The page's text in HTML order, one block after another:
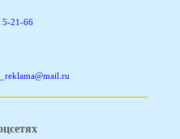
5-21-66